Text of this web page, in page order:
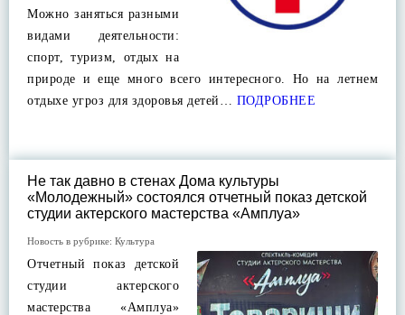
Можно заняться разными
видами деятельности:
спорт, туризм, отдых на
природе и еще много всего интересного. Но на летнем
отдыхе угроз для здоровья детей… ПОДРОБНЕЕ
Не так давно в стенах Дома культуры
«Молодежный» состоялся отчетный показ детской
студии актерского мастерства «Амплуа»
Новость в рубрике: Культура
Отчетный показ детской
студии актерского
мастерства «Амплуа»